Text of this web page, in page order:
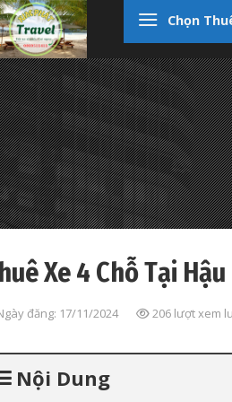
Chọn
Xe 4 Chỗ Tại
đăng: 17/11/2024 206 lượt xem
Nội Dung